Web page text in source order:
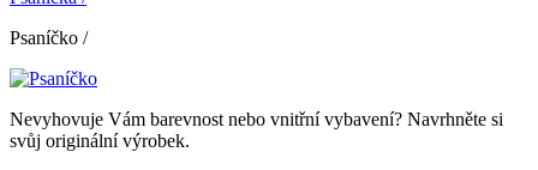
Psaníčko /
Nevyhovuje Vám barevnost nebo vnitřní vybavení? Navrhněte si
svůj originální výrobek.